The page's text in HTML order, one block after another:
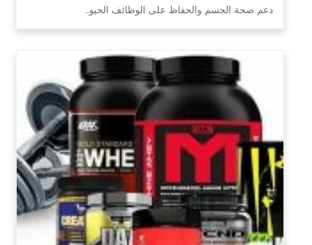
دعم صحة الجسم والحفاظ على الوظائف الحيو…